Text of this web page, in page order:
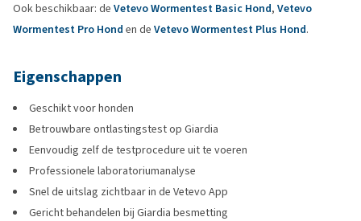
Ook beschikbaar: de Vetevo Wormentest Basic Hond, Vetevo
Wormentest Pro Hond en de Vetevo Wormentest Plus Hond.
Eigenschappen
Geschikt voor honden
Betrouwbare ontlastingstest op Giardia
Eenvoudig zelf de testprocedure uit te voeren
Professionele laboratoriumanalyse
Snel de uitslag zichtbaar in de Vetevo App
Gericht behandelen bij Giardia besmetting